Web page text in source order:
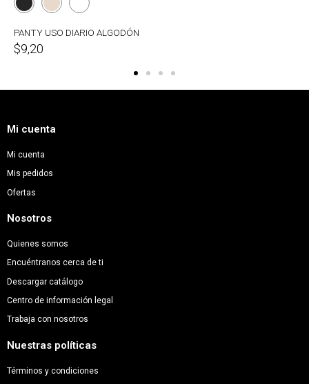
PANTY USO DIARIO ALGODÓN
$9,20
Mi cuenta
Mi cuenta
Mis pedidos
Ofertas
Nosotros
Quienes somos
Encuéntranos cerca de ti
Descargar catálogo
Centro de información legal
Trabaja con nosotros
Nuestras políticas
Términos y condiciones